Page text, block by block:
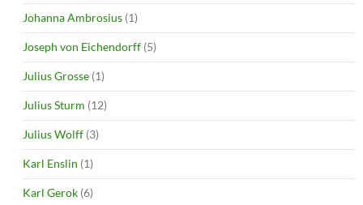
Johanna Ambrosius (1)
Joseph von Eichendorff (5)
Julius Grosse (1)
Julius Sturm (12)
Julius Wolff (3)
Karl Enslin (1)
Karl Gerok (6)